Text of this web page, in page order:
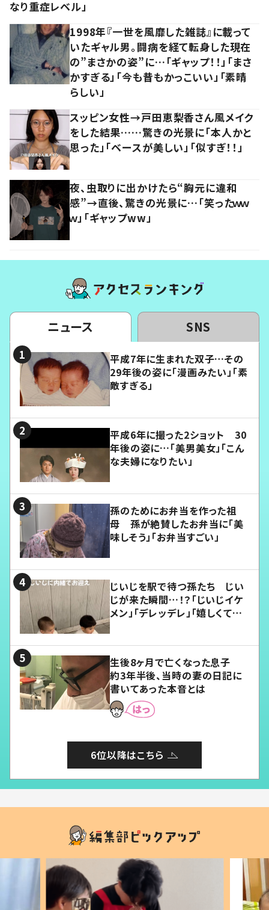
なり重症レベル」
1998年『一世を風靡した雑誌』に載って
いたギャル男。闘病を経て転身した現在
の”まさかの姿”に…「ギャップ！！」「まさ
かすぎる」「今も昔もかっこいい」「素晴
らしい」
スッピン女性→戸田恵梨香さん風メイク
をした結果……驚きの光景に「本人かと
思った」「ベースが美しい」「似すぎ！！」
夜、虫取りに出かけたら“胸元に違和
感”→直後、驚きの光景に…「笑ったｗｗ
ｗ」「ギャップww」
ニュース SNS
平成7年に生まれた双子…その
29年後の姿に「漫画みたい」「素
敵すぎる」
平成6年に撮った2ショット 30
年後の姿に…「美男美女」「こん
な夫婦になりたい」
孫のためにお弁当を作った祖
母 孫が絶賛したお弁当に「美
味しそう」「お弁当すごい」
じいじを駅で待つ孫たち じい
じが来た瞬間…！？「じいじイケ
メン」「デレッデレ」「嬉しくて可
生後8ヶ月で亡くなった息子
約3年半後、当時の妻の日記に
書いてあった本音とは
6位以降はこちら